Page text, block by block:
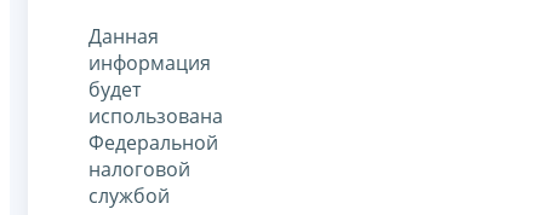
Данная
информация
будет
использована
Федеральной
налоговой
службой